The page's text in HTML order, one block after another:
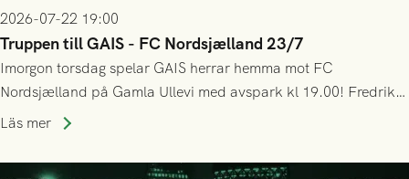
2026-07-22 19:00
Truppen till GAIS - FC Nordsjælland 23/7
Imorgon torsdag spelar GAIS herrar hemma mot FC
Nordsjælland på Gamla Ullevi med avspark kl 19.00! Fredrik
Holmberg och ledarstaben har tagit ut följande trupp till
Läs mer